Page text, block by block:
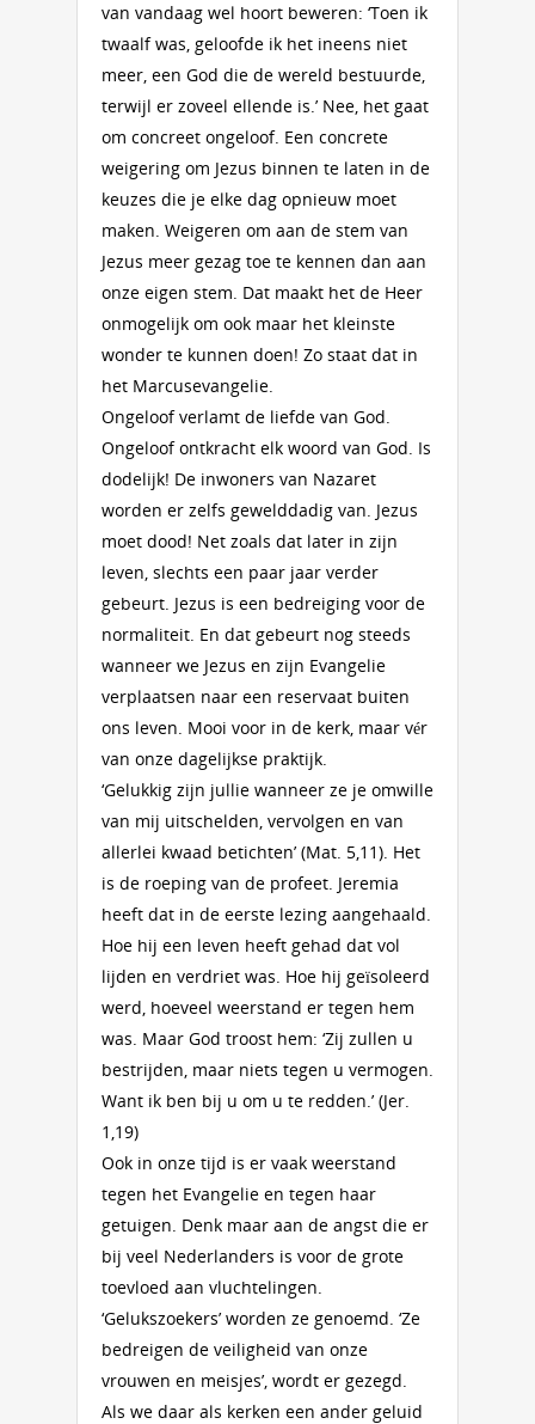
van vandaag wel hoort beweren: ‘Toen ik
twaalf was, geloofde ik het ineens niet
meer, een God die de wereld bestuurde,
terwijl er zoveel ellende is.’ Nee, het gaat
om concreet ongeloof. Een concrete
weigering om Jezus binnen te laten in de
keuzes die je elke dag opnieuw moet
maken. Weigeren om aan de stem van
Jezus meer gezag toe te kennen dan aan
onze eigen stem. Dat maakt het de Heer
onmogelijk om ook maar het kleinste
wonder te kunnen doen! Zo staat dat in
het Marcusevangelie.
Ongeloof verlamt de liefde van God.
Ongeloof ontkracht elk woord van God. Is
dodelijk! De inwoners van Nazaret
worden er zelfs gewelddadig van. Jezus
moet dood! Net zoals dat later in zijn
leven, slechts een paar jaar verder
gebeurt. Jezus is een bedreiging voor de
normaliteit. En dat gebeurt nog steeds
wanneer we Jezus en zijn Evangelie
verplaatsen naar een reservaat buiten
ons leven. Mooi voor in de kerk, maar vér
van onze dagelijkse praktijk.
‘Gelukkig zijn jullie wanneer ze je omwille
van mij uitschelden, vervolgen en van
allerlei kwaad betichten’ (Mat. 5,11). Het
is de roeping van de profeet. Jeremia
heeft dat in de eerste lezing aangehaald.
Hoe hij een leven heeft gehad dat vol
lijden en verdriet was. Hoe hij geïsoleerd
werd, hoeveel weerstand er tegen hem
was. Maar God troost hem: ‘Zij zullen u
bestrijden, maar niets tegen u vermogen.
Want ik ben bij u om u te redden.’ (Jer.
1,19)
Ook in onze tijd is er vaak weerstand
tegen het Evangelie en tegen haar
getuigen. Denk maar aan de angst die er
bij veel Nederlanders is voor de grote
toevloed aan vluchtelingen.
‘Gelukszoekers’ worden ze genoemd. ‘Ze
bedreigen de veiligheid van onze
vrouwen en meisjes’, wordt er gezegd.
Als we daar als kerken een ander geluid